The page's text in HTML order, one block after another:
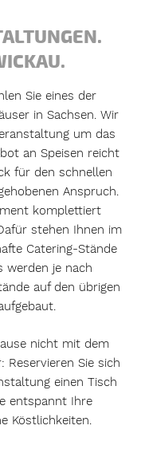
ZWICKAU
Sie eines der
in Sachsen. Wir
um das
an Speisen reicht
für den schnellen
Anspruch.
komplettiert
stehen Ihnen im
Catering-Stände
werden je nach
auf den übrigen
nicht mit dem
Reservieren Sie sich
einen Tisch
entspannt Ihre
Köstlichkeiten.